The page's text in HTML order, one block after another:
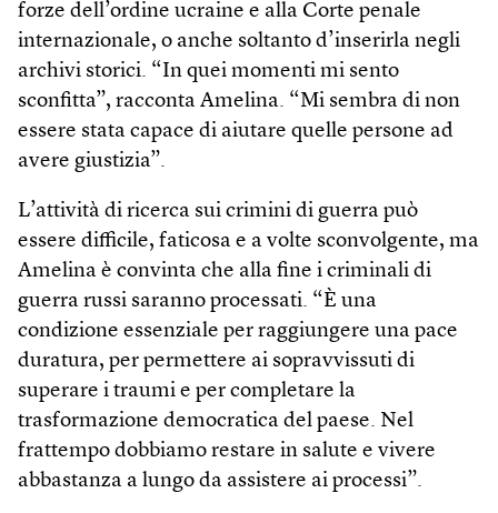
forze dell’ordine ucraine e alla Corte penale
internazionale, o anche soltanto d’inserirla negli
archivi storici. “In quei momenti mi sento
sconfitta”, racconta Amelina. “Mi sembra di non
essere stata capace di aiutare quelle persone ad
avere giustizia”.
L’attività di ricerca sui crimini di guerra può
essere difficile, faticosa e a volte sconvolgente, ma
Amelina è convinta che alla fine i criminali di
guerra russi saranno processati. “È una
condizione essenziale per raggiungere una pace
duratura, per permettere ai sopravvissuti di
superare i traumi e per completare la
trasformazione democratica del paese. Nel
frattempo dobbiamo restare in salute e vivere
abbastanza a lungo da assistere ai processi”.